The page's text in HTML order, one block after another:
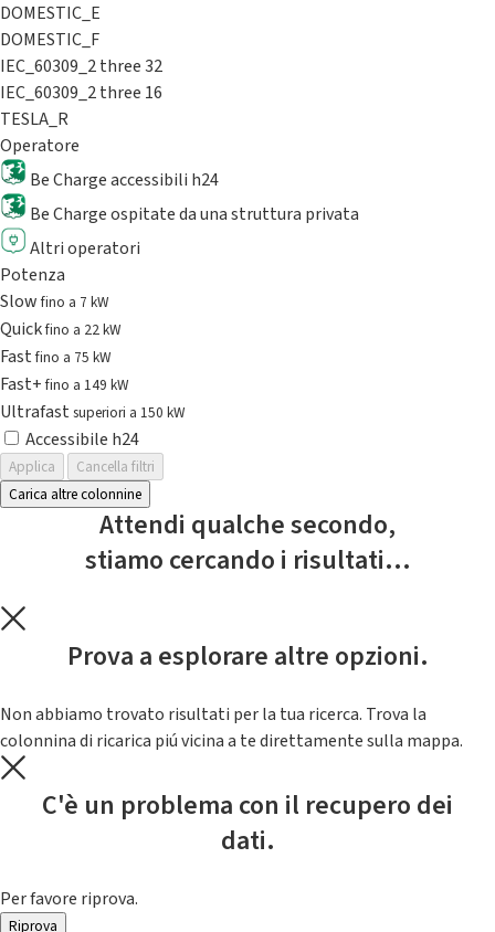
DOMESTIC_E
DOMESTIC_F
IEC_60309_2 three 32
IEC_60309_2 three 16
TESLA_R
Operatore
Be Charge accessibili h24
Be Charge ospitate da una struttura privata
Altri operatori
Potenza
Slowfino a 7 kW
Quickfino a 22 kW
Fastfino a 75 kW
Fast+fino a 149 kW
Ultrafast superiori a 150 kW
Accessibile h24
Applica
Cancella filtri
Carica altre colonnine
Attendi qualche secondo,
stiamo cercando i risultati...
Prova a esplorare altre opzioni.
Non abbiamo trovato risultati per la tua ricerca. Trova la
colonnina di ricarica piú vicina a te direttamente sulla mappa.
C'è un problema con il recupero dei
dati.
Per favore riprova.
Riprova